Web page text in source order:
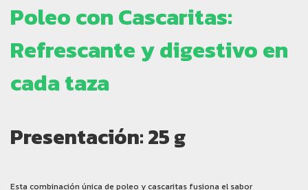
Poleo con Cascaritas:
Refrescante y digestivo en
cada taza
Presentación: 25 g
Esta combinación única de poleo y cascaritas fusiona el sabor